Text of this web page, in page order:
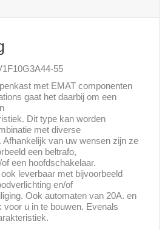
55
met EMAT componenten
gaat het daarbij om een
Dit type kan worden
met diverse
van uw wensen zijn ze
een beltrafo,
een hoofdschakelaar.
leverbaar met bijvoorbeeld
en/of
Ook automaten van 20A. en
voor u in te bouwen. Evenals